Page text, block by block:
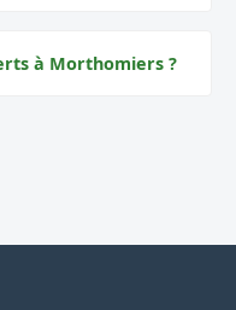
à Morthomiers ?